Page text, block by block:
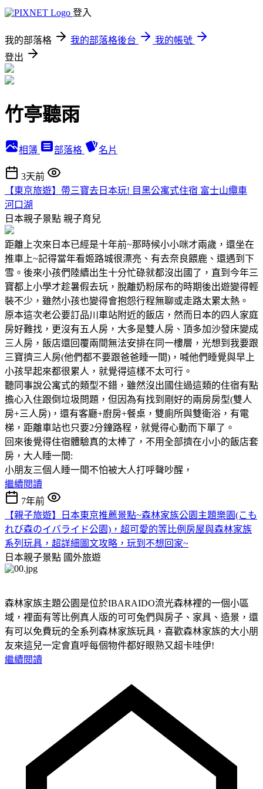
登入
我的部落格 我的部落格後台
我的帳號
登出
竹亭聽雨
相簿 部落格 名片
3天前
【東京旅遊】帶三寶去日本玩! 目黑公寓式住宿 富士山纜車
河口湖
日本親子景點 親子育兒
距離上次來日本已經是十年前~那時候小小咪才兩歲，還坐在
推車上~記得當年看姬路城很漂亮、有去奈良餵鹿、還遇到下
雪。後來小孩們陸續出生十分忙碌就都沒出國了，直到今年三
寶都上小學才趁暑假去玩，脫離奶粉尿布的時期後出遊變得輕
裝不少，雖然小孩也變得會抱怨行程無聊或走路太累太熱。
原本這次老公要訂品川車站附近的飯店，然而日本的四人家庭
房好難找，更沒有五人房，大多是雙人房、頂多加沙發床變成
三人房，飯店還回覆兩間無法安排在同一樓層，光想到我要跟
三寶擠三人房(他們都不要跟爸爸睡一間)，喊他們睡覺與早上
小孩早起來都很累人，就覺得這樣不太可行。
聽同事說公寓式的類型不錯，雖然沒出國住過這類的住宿有點
擔心入住跟倒垃圾問題，但因為有找到剛好的兩房房型(雙人
房+三人房)，還有客廳+廚房+餐桌，雙廁所與雙衛浴，有電
梯，距離車站也只要2分鐘路程，就覺得心動而下單了。
回來後覺得住宿體驗真的太棒了，不用全部擠在小小的飯店套
房，大人睡一間:
小朋友三個人睡一間不怕被大人打呼聲吵醒，
繼續閱讀
7年前
【親子旅遊】日本東京推薦景點~森林家族公園主題樂園(こも
れび森のイバライド公園)，超可愛的等比例房屋與森林家族
系列玩具，超詳細圖文攻略，玩到不想回家~
日本親子景點 國外旅遊
森林家族主題公園是位於IBARAIDO流光森林裡的一個小區
域，裡面有等比例真人版的可可兔們與房子、家具、造景，還
有可以免費玩的全系列森林家族玩具，喜歡森林家族的大小朋
友來這兒一定會直呼每個物件都好眼熟又超卡哇伊!
繼續閱讀